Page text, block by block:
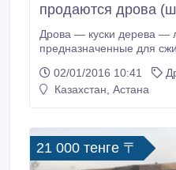
продаются дрова
Дрова ― куски дерева —
предназначенные для
Объём тепла, выделяемый при сгорании дров,
зависит от породы
02/01/2016 10:41
Казахстан, Астана
21 000 тенге 〒